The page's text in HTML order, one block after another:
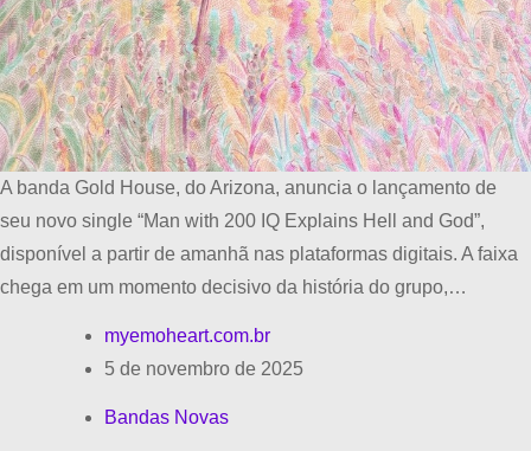
A banda Gold House, do Arizona, anuncia o lançamento de
seu novo single “Man with 200 IQ Explains Hell and God”,
disponível a partir de amanhã nas plataformas digitais. A faixa
chega em um momento decisivo da história do grupo,…
myemoheart.com.br
5 de novembro de 2025
Bandas Novas